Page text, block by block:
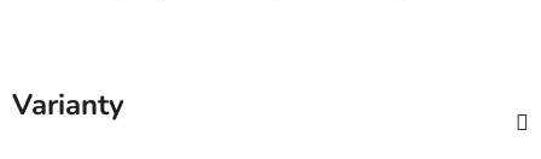
Varianty